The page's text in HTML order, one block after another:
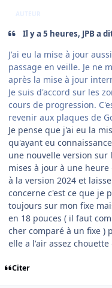
AUTEUR
Il y a 5 heures, JPB a
J'ai eu la mise à jour
passage en veille. Je ne
après la mise à jour
Je suis d'accord sur les
cours de progression.
revenir aux plaques de
Je pense que j'ai eu la
qu'ayant eu
une nouvelle version sur
mises à jour à une
à la version 2024 et
concerne c'est ce que je
toujours sur mon fixe
en 18 pouces ( il faut
cher comparé à un fixe )
elle a l'air assez
Citer